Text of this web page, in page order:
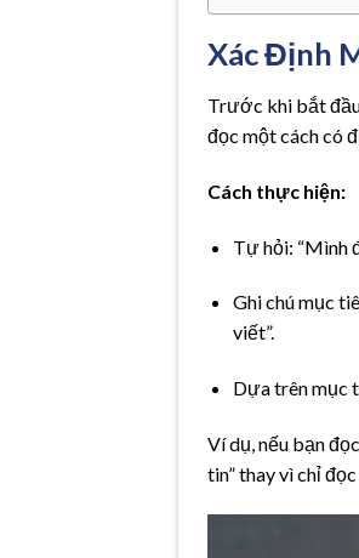
Xác Định
Trước khi bắt
đọc một cách có
Cách thực hiện:
Tự hỏi: “Mình
Ghi chú mục
viết”.
Dựa trên mục
Ví dụ, nếu bạn
tin” thay vì chỉ đọc